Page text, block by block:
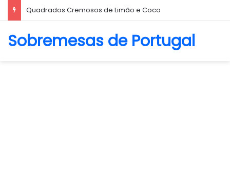
Quadrados Cremosos de Limão e Coco
Sobremesas de Portugal